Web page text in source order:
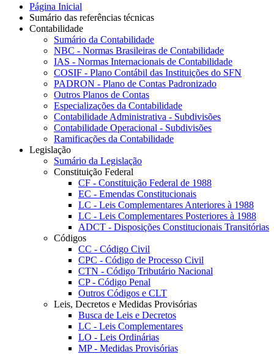
Página Inicial
Sumário das referências técnicas
Contabilidade
Sumário da Contabilidade
NBC - Normas Brasileiras de Contabilidade
IAS - Normas Internacionais de Contabilidade
COSIF - Plano Contábil das Instituições do SFN
PADRON - Plano de Contas Padronizado
Outros Planos de Contas
Especializações da Contabilidade
Contabilidade Administrativa - Subdivisões
Contabilidade Operacional - Subdivisões
Ramificações da Contabilidade
Legislação
Sumário da Legislação
Constituição Federal
CF - Constituição Federal de 1988
EC - Emendas Constitucionais
LC - Leis Complementares Anteriores à 1988
LC - Leis Complementares Posteriores à 1988
ADCT - Disposições Constitucionais Transitórias
Códigos
CC - Código Civil
CPC - Código de Processo Civil
CTN - Código Tributário Nacional
CP - Código Penal
Outros Códigos e CLT
Leis, Decretos e Medidas Provisórias
Busca de Leis e Decretos
LC - Leis Complementares
LO - Leis Ordinárias
MP - Medidas Provisórias